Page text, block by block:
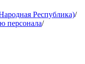
Республика)/
персонала/